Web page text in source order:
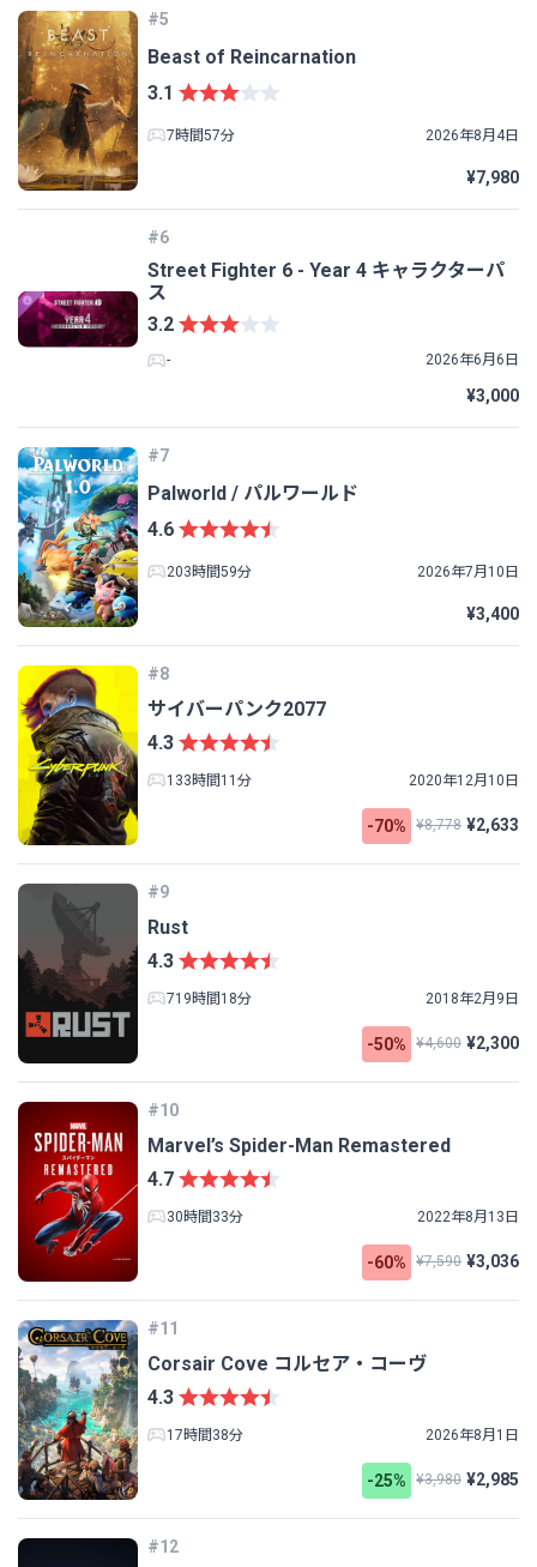
#5
Beast of Reincarnation
¥7,980
3.1
7時間57分 2026年8月4日
#6
Street Fighter 6 - Year 4 キャラクターパ
ス
¥3,000
3.2
- 2026年6月6日
#7
Palworld / パルワールド
¥3,400
4.6
203時間59分 2026年7月10日
#8
サイバーパンク2077
-70% ¥8,778 ¥2,633
4.3
133時間11分 2020年12月10日
#9
Rust
-50% ¥4,600 ¥2,300
4.3
719時間18分 2018年2月9日
#10
Marvel’s Spider-Man Remastered
-60% ¥7,590 ¥3,036
4.7
30時間33分 2022年8月13日
#11
Corsair Cove コルセア・コーヴ
-25% ¥3,980 ¥2,985
4.3
17時間38分 2026年8月1日
#12